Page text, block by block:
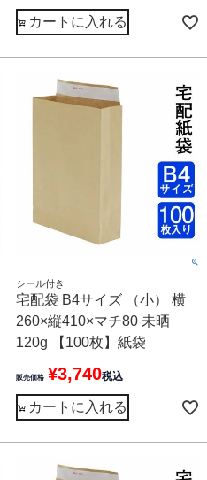
カートに入れる
シール付き
宅配袋 B4サイズ （小） 横
260×縦410×マチ80 未晒
120g 【100枚】紙袋
販売価格 ¥3,740税込
カートに入れる